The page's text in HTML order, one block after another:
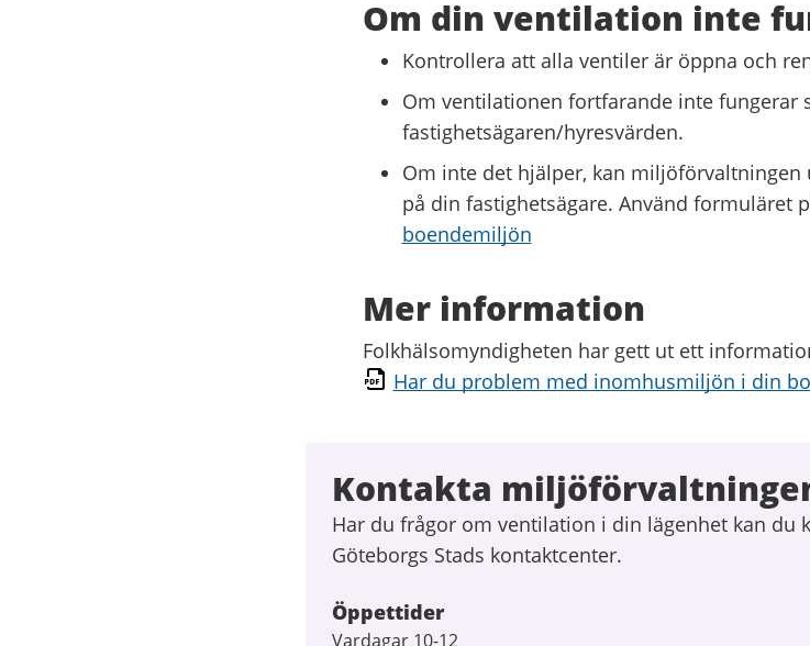
Om din ventilation inte
Kontrollera att alla ventiler är öppna och
Om ventilationen fortfarande inte fungerar
fastighetsägaren/hyresvärden.
Om inte det hjälper, kan
på din fastighetsägare. Använd formuläret
boendemiljön
Mer information
Folkhälsomyndigheten har gett ut ett
Har du problem med inomhusmiljön i din
Kontakta
Har du frågor om ventilation i din lägenhet kan du
Göteborgs Stads kontaktcenter.
Öppettider
Vardagar 10-12